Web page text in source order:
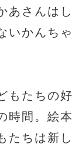
あさんはし
いかんちゃ
もたちの好
時間。絵本
たちは新し